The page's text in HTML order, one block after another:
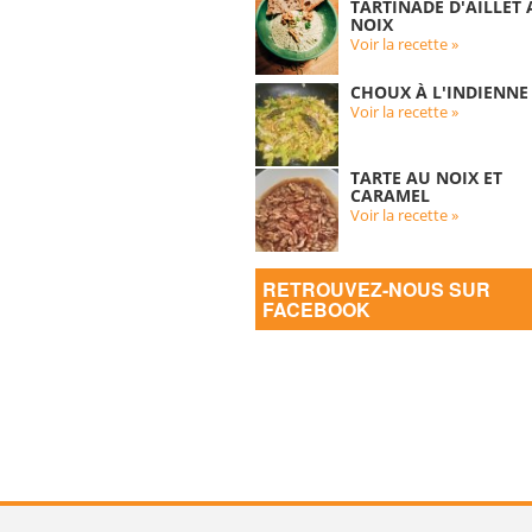
TARTINADE D'AILLET
NOIX
Voir la recette »
CHOUX À L'INDIENNE
Voir la recette »
TARTE AU NOIX ET
CARAMEL
Voir la recette »
RETROUVEZ-NOUS SUR
FACEBOOK